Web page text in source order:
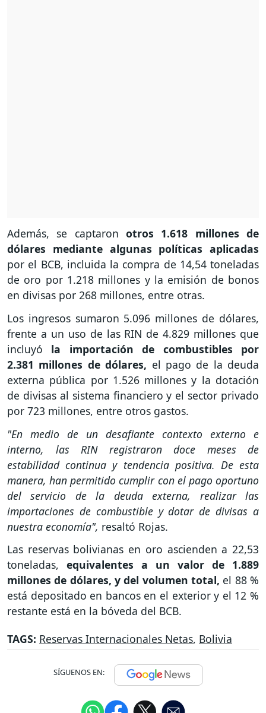
Además, se captaron otros 1.618 millones de
dólares mediante algunas políticas aplicadas
por el BCB, incluida la compra de 14,54 toneladas
de oro por 1.218 millones y la emisión de bonos
en divisas por 268 millones, entre otras.
Los ingresos sumaron 5.096 millones de dólares,
frente a un uso de las RIN de 4.829 millones que
incluyó la importación de combustibles por
2.381 millones de dólares, el pago de la deuda
externa pública por 1.526 millones y la dotación
de divisas al sistema financiero y el sector privado
por 723 millones, entre otros gastos.
"En medio de un desafiante contexto externo e
interno, las RIN registraron doce meses de
estabilidad continua y tendencia positiva. De esta
manera, han permitido cumplir con el pago oportuno
del servicio de la deuda externa, realizar las
importaciones de combustible y dotar de divisas a
nuestra economía", resaltó Rojas.
Las reservas bolivianas en oro ascienden a 22,53
toneladas, equivalentes a un valor de 1.889
millones de dólares, y del volumen total, el 88 %
está depositado en bancos en el exterior y el 12 %
restante está en la bóveda del BCB.
TAGS: Reservas Internacionales Netas, Bolivia
SÍGUENOS EN: